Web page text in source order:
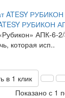
РУБИКОН
АПК-6-
которая исп..
в 1 клик
Показано с 1